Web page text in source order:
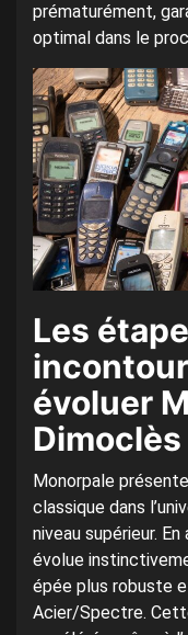
prématurément,
optimal dans le
Les
évoluer
Dimoclès
Monorpale
classique dans
niveau supérieur.
évolue
épée plus robuste
Acier/Spectre.